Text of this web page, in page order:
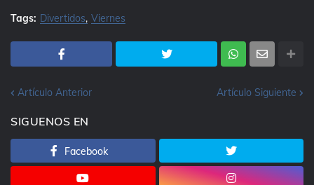
Tags: Divertidos Viernes
Artículo Anterior Artículo Siguiente
SIGUENOS EN
Facebook